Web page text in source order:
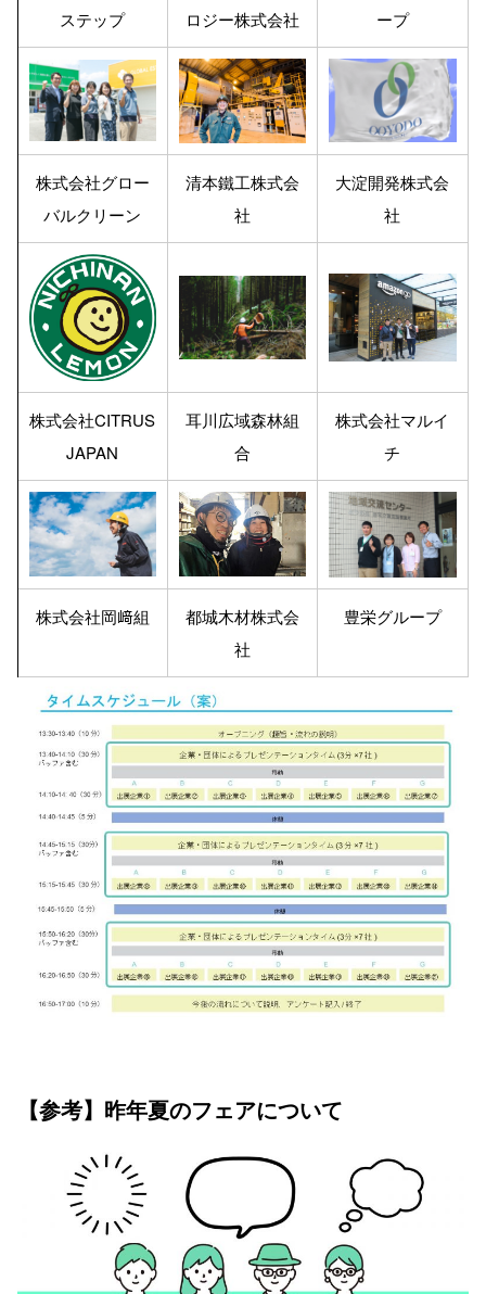
ステップ
ロジー株式会社
ープ
株式会社グロー
バルクリーン
清本鐵工株式会
社
大淀開発株式会
社
株式会社CITRUS
JAPAN
耳川広域森林組
合
株式会社マルイ
チ
株式会社岡﨑組
都城木材株式会
社
豊栄グループ
【参考】昨年夏のフェアについて